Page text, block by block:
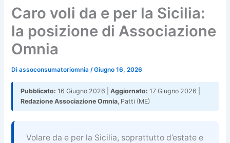
Caro voli da e per la Sicilia:
la posizione di Associazione
Omnia
Diassoconsumatoriomnia/Giugno 16, 2026
Pubblicato: 16 Giugno 2026 |Aggiornato: 17 Giugno 2026 |
Redazione Associazione Omnia, Patti (ME)
Volare da e per la Sicilia, soprattutto d’estate e